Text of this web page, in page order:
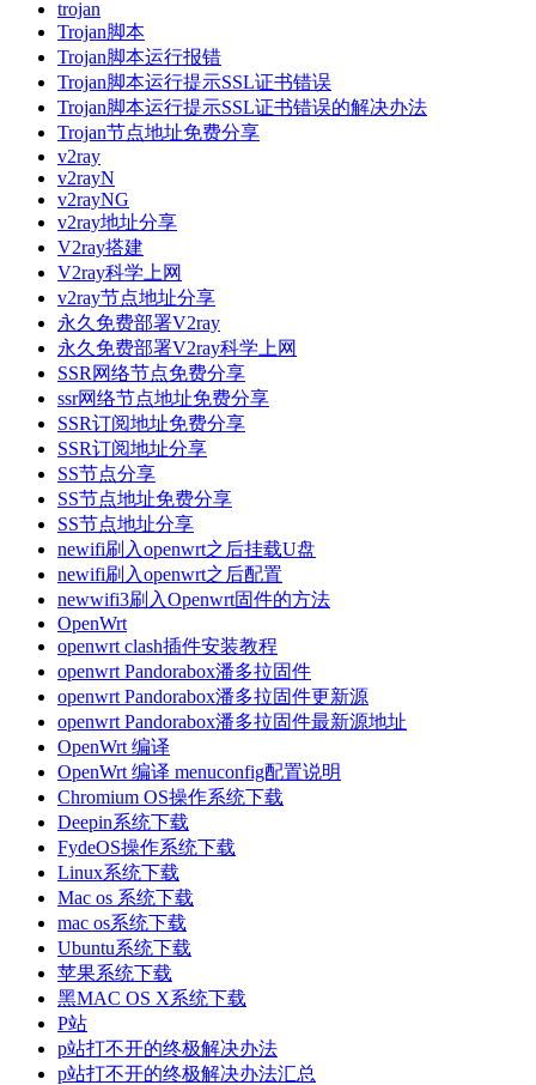
trojan
Trojan脚本
Trojan脚本运行报错
Trojan脚本运行提示SSL证书错误
Trojan脚本运行提示SSL证书错误的解决办法
Trojan节点地址免费分享
v2ray
v2rayN
v2rayNG
v2ray地址分享
V2ray搭建
V2ray科学上网
v2ray节点地址分享
永久免费部署V2ray
永久免费部署V2ray科学上网
SSR网络节点免费分享
ssr网络节点地址免费分享
SSR订阅地址免费分享
SSR订阅地址分享
SS节点分享
SS节点地址免费分享
SS节点地址分享
newifi刷入openwrt之后挂载U盘
newifi刷入openwrt之后配置
newwifi3刷入Openwrt固件的方法
OpenWrt
openwrt clash插件安装教程
openwrt Pandorabox潘多拉固件
openwrt Pandorabox潘多拉固件更新源
openwrt Pandorabox潘多拉固件最新源地址
OpenWrt 编译
OpenWrt 编译 menuconfig配置说明
Chromium OS操作系统下载
Deepin系统下载
FydeOS操作系统下载
Linux系统下载
Mac os 系统下载
mac os系统下载
Ubuntu系统下载
苹果系统下载
黑MAC OS X系统下载
P站
p站打不开的终极解决办法
p站打不开的终极解决办法汇总